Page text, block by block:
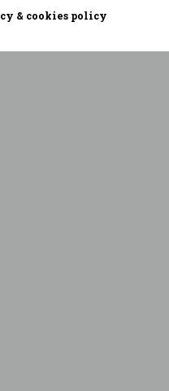
& cookies policy